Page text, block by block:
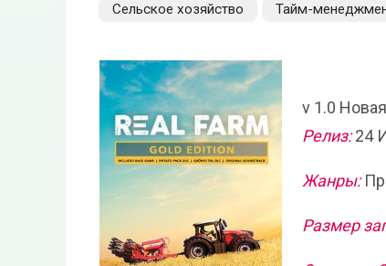
Сельское хозяйство
Тайм-
v 1.0
Релиз:24
Жанры:
Размер